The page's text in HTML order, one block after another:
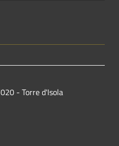
- Torre d'Isola